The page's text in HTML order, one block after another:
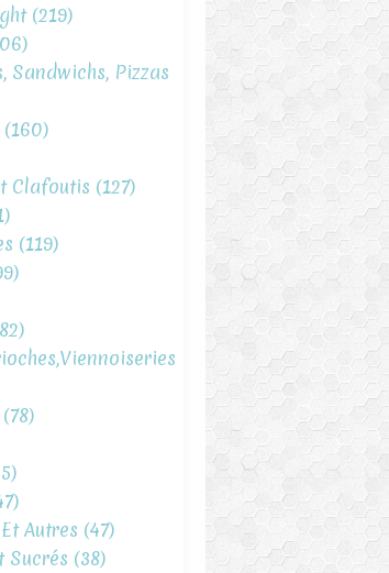
(219)
Sandwichs, Pizzas
(160)
Clafoutis (127)
(119)
(78)
Autres (47)
Sucrés (38)